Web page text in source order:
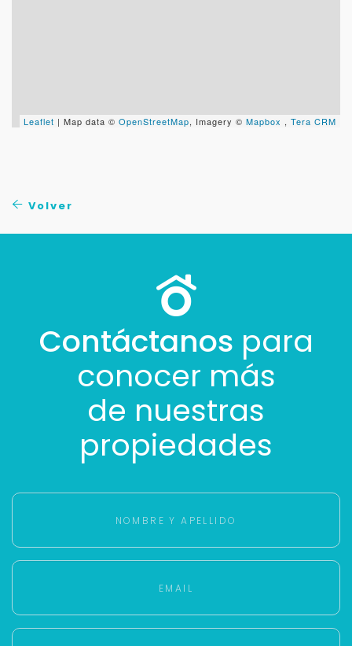
Leaflet | Map data © OpenStreetMap, Imagery © Mapbox , Tera CRM
Volver
Contáctanos para
conocer más
de nuestras
propiedades
Uso exclusivo
Cancelar
Buscamos darte la mejor experiencia.
Con estos datos podemos responderte mejor y